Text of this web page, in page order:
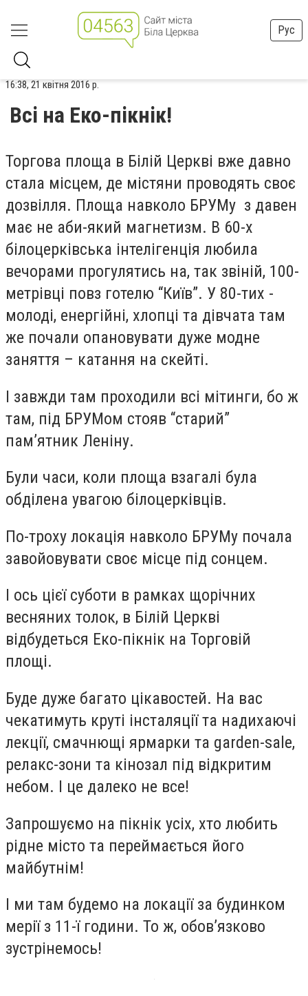
Рус
16:38, 21 квітня 2016 р.
Всі на Еко-пікнік!
Торгова площа в Білій Церкві вже давно
стала місцем, де містяни проводять своє
дозвілля. Площа навколо БРУМу з давен
має не аби-який магнетизм. В 60-х
білоцерківська інтелігенція любила
вечорами прогулятись на, так звіній, 100-
метрівці повз готелю “Київ”. У 80-тих -
молоді, енергійні, хлопці та дівчата там
же почали опановувати дуже модне
заняття – катання на скейті.
І завжди там проходили всі мітинги, бо ж
там, під БРУМом стояв “старий”
пам’ятник Леніну.
Були часи, коли площа взагалі була
обділена увагою білоцерківців.
По-троху локація навколо БРУМу почала
завойовувати своє місце під сонцем.
І ось цієї суботи в рамках щорічних
весняних толок, в Білій Церкві
відбудеться Еко-пікнік на Торговій
площі.
Буде дуже багато цікавостей. На вас
чекатимуть круті інсталяції та надихаючі
лекції, смачнющі ярмарки та garden-sale,
релакс-зони та кінозал під відкритим
небом. І це далеко не все!
Запрошуємо на пікнік усіх, хто любить
рідне місто та переймається його
майбутнім!
І ми там будемо на локації за будинком
мерії з 11-ї години. То ж, обов’язково
зустрінемось!